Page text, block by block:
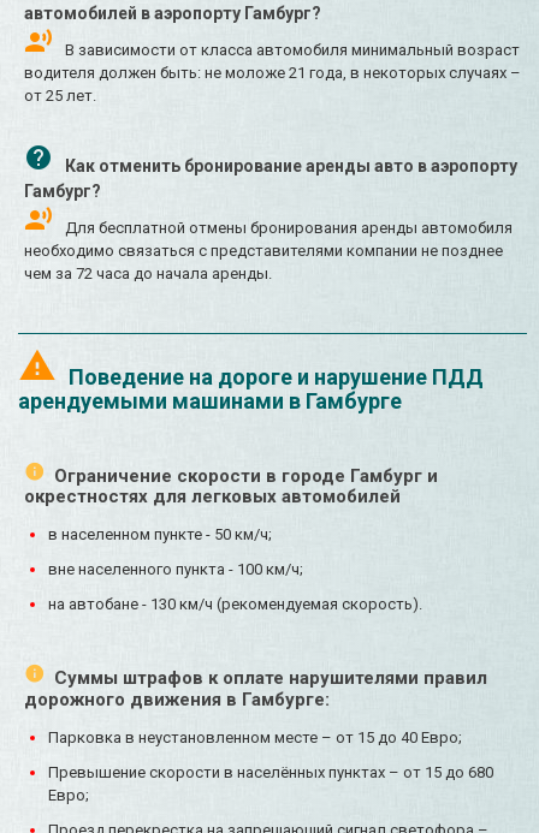
автомобилей в аэропорту Гамбург?
В зависимости от класса автомобиля минимальный возраст
водителя должен быть: не моложе 21 года, в некоторых случаях –
от 25 лет.
Как отменить бронирование аренды авто в аэропорту
Гамбург?
Для бесплатной отмены бронирования аренды автомобиля
необходимо связаться с представителями компании не позднее
чем за 72 часа до начала аренды.
Поведение на дороге и нарушение ПДД
арендуемыми машинами в Гамбурге
Ограничение скорости в городе Гамбург и
окрестностях для легковых автомобилей
в населенном пункте - 50 км/ч;
вне населенного пункта - 100 км/ч;
на автобане - 130 км/ч (рекомендуемая скорость).
Суммы штрафов к оплате нарушителями правил
дорожного движения в Гамбурге:
Парковка в неустановленном месте – от 15 до 40 Евро;
Превышение скорости в населённых пунктах – от 15 до 680
Евро;